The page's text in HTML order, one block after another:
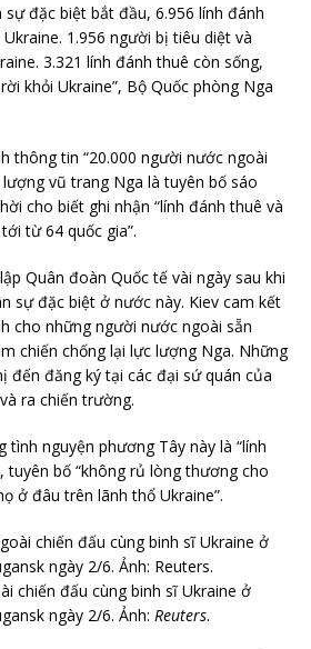
sự đặc biệt bắt đầu, 6.956 lính đánh
1.956 người bị tiêu diệt và
3.321 lính đánh thuê còn sống,
khỏi Ukraine”, Bộ Quốc phòng Nga
thông tin “20.000 người nước ngoài
vũ trang Nga là tuyên bố sáo
cho biết ghi nhận “lính đánh thuê và
từ 64 quốc gia”.
Quân đoàn Quốc tế vài ngày sau khi
sự đặc biệt ở nước này. Kiev cam kết
cho những người nước ngoài sẵn
chiến chống lại lực lượng Nga. Những
đến đăng ký tại các đại sứ quán của
ra chiến trường.
tình nguyện phương Tây này là “lính
tuyên bố “không rủ lòng thương cho
ở đâu trên lãnh thổ Ukraine”.
chiến đấu cùng binh sĩ Ukraine ở
ngày 2/6. Ảnh: Reuters.